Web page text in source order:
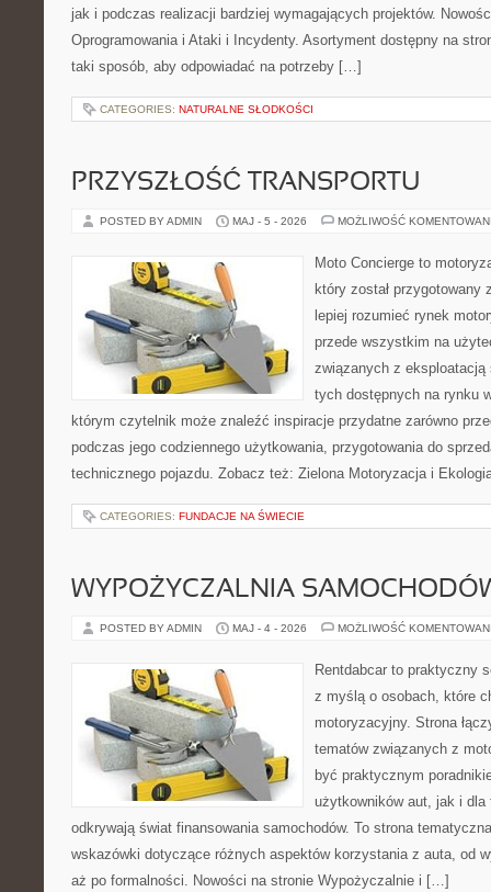
jak i podczas realizacji bardziej wymagających projektów.
Oprogramowania i Ataki i Incydenty. Asortyment dostępny na
taki sposób, aby odpowiadać na potrzeby […]
CATEGORIES: NATURALNE SŁODKOŚCI
PRZYSZŁOŚĆ TRANSPORTU
POSTED BY ADMIN MAJ - 5 - 2026 MOŻLIWOŚĆ
Moto Concierge to
który został
lepiej rozumieć rynek
przede wszystkim na
związanych z eksploatacją
tych dostępnych na rynku
którym czytelnik może znaleźć inspiracje przydatne zarówno
podczas jego codziennego użytkowania, przygotowania do
technicznego pojazdu. Zobacz też: Zielona Motoryzacja i
CATEGORIES: FUNDACJE NA ŚWIECIE
WYPOŻYCZALNIA
POSTED BY ADMIN MAJ - 4 - 2026 MOŻLIWOŚĆ
Rentdabcar to praktyczny
z myślą o osobach, które
motoryzacyjny. Strona
tematów związanych z
być praktycznym
użytkowników aut, jak i
odkrywają świat finansowania samochodów. To strona
wskazówki dotyczące różnych aspektów korzystania z auta, od
aż po formalności. Nowości na stronie Wypożyczalnie i […]